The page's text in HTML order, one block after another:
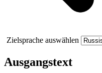
Zielsprache auswählen
Ausgangstext